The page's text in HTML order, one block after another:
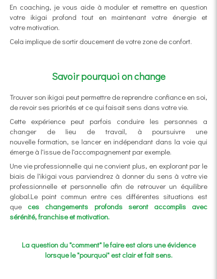
En coaching, je vous aide à moduler et remettre en question
votre ikigai profond tout en maintenant votre énergie et
votre motivation.
Cela implique de sortir doucement de votre zone de confort.
Savoir pourquoi on change
Trouver son ikigai peut permettre de reprendre confiance en soi,
de revoir ses priorités et ce qui faisait sens dans votre vie.
Cette expérience peut parfois conduire les personnes a
changer de lieu de travail, à poursuivre une
nouvelle formation, se lancer en indépendant dans la voie qui
émerge à l'issue de l'accompagnement par exemple.
Une vie professionnelle qui ne convient plus, en explorant par le
biais de l'ikigai vous parviendrez à donner du sens à votre vie
professionnelle et personnelle afin de retrouver un équilibre
global.Le point commun entre ces différentes situations est
que
ces changements profonds seront accomplis avec
sérénité, franchise et motivation.
La question du "comment" le faire est alors une évidence
lorsque le "pourquoi" est clair et fait sens.